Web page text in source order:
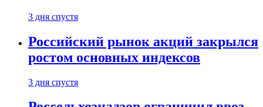
3 дня спустя
Российский рынок акций закрылся
ростом основных индексов
3 дня спустя